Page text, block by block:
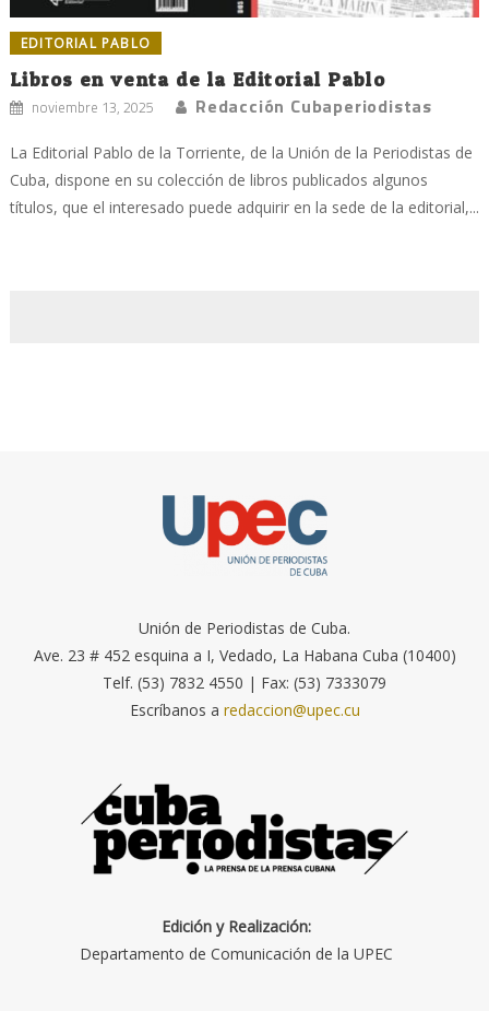
EDITORIAL PABLO
Libros en venta de la Editorial Pablo
noviembre 13, 2025 Redacción Cubaperiodistas
La Editorial Pablo de la Torriente, de la Unión de la Periodistas de
Cuba, dispone en su colección de libros publicados algunos
títulos, que el interesado puede adquirir en la sede de la editorial,...
Unión de Periodistas de Cuba.
Ave. 23 # 452 esquina a I, Vedado, La Habana Cuba (10400)
Telf. (53) 7832 4550 | Fax: (53) 7333079
Escríbanos a redaccion@upec.cu
Edición y Realización:
Departamento de Comunicación de la UPEC